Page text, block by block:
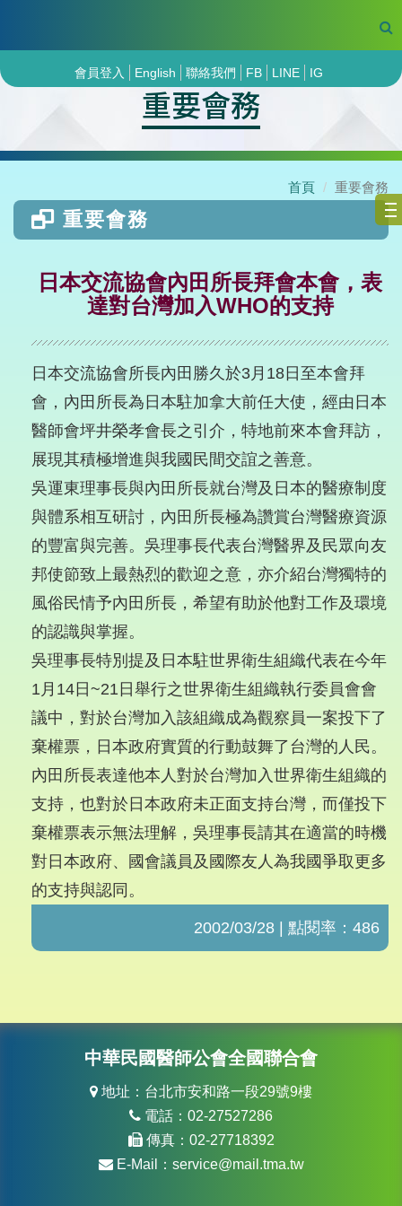
會員登入 English 聯絡我們 FB LINE IG
重要會務
首頁 重要會務
重要會務
日本交流協會內田所長拜會本會，表
達對台灣加入WHO的支持
日本交流協會所長內田勝久於3月18日至本會拜
會，內田所長為日本駐加拿大前任大使，經由日本
醫師會坪井榮孝會長之引介，特地前來本會拜訪，
展現其積極增進與我國民間交誼之善意。
吳運東理事長與內田所長就台灣及日本的醫療制度
與體系相互研討，內田所長極為讚賞台灣醫療資源
的豐富與完善。吳理事長代表台灣醫界及民眾向友
邦使節致上最熱烈的歡迎之意，亦介紹台灣獨特的
風俗民情予內田所長，希望有助於他對工作及環境
的認識與掌握。
吳理事長特別提及日本駐世界衛生組織代表在今年
1月14日~21日舉行之世界衛生組織執行委員會會
議中，對於台灣加入該組織成為觀察員一案投下了
棄權票，日本政府實質的行動鼓舞了台灣的人民。
內田所長表達他本人對於台灣加入世界衛生組織的
支持，也對於日本政府未正面支持台灣，而僅投下
棄權票表示無法理解，吳理事長請其在適當的時機
對日本政府、國會議員及國際友人為我國爭取更多
的支持與認同。
2002/03/28 | 點閱率：486
中華民國醫師公會全國聯合會
地址：台北市安和路一段29號9樓
電話：02-27527286
傳真：02-27718392
E-Mail： service@mail.tma.tw